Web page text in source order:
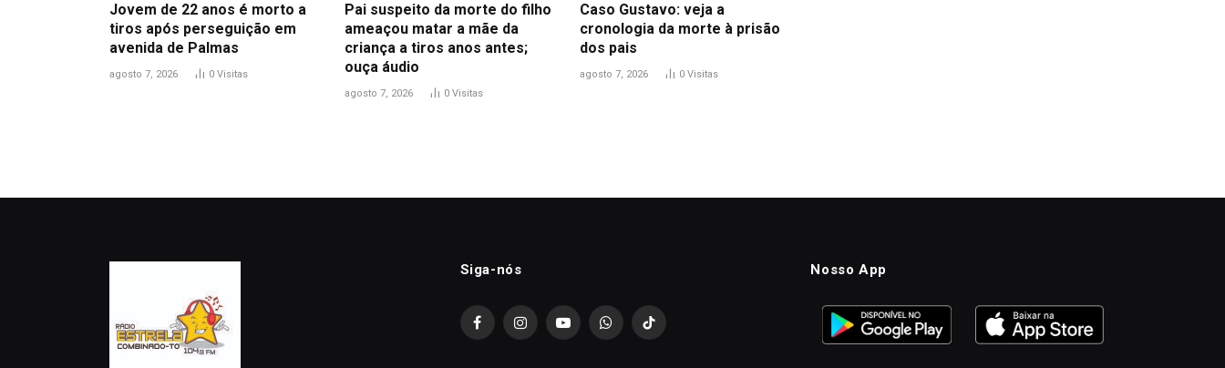
Jovem de 22 anos é morto a
tiros após perseguição em
avenida de Palmas
agosto 7, 2026 0 Visitas
Pai suspeito da morte do filho
ameaçou matar a mãe da
criança a tiros anos antes;
ouça áudio
agosto 7, 2026 0 Visitas
Caso Gustavo: veja a
cronologia da morte à prisão
dos pais
agosto 7, 2026 0 Visitas
Siga-nós
FacebookInstagramYouTubeWhatsAppTikTok
Nosso App